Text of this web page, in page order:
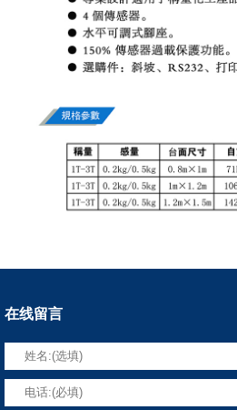
在线留言